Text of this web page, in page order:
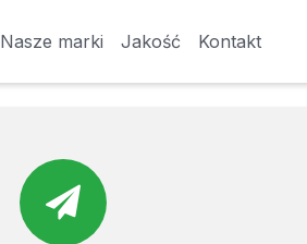
Nasze marki Jakość Kontakt
Nasze marki Jakość Kontakt